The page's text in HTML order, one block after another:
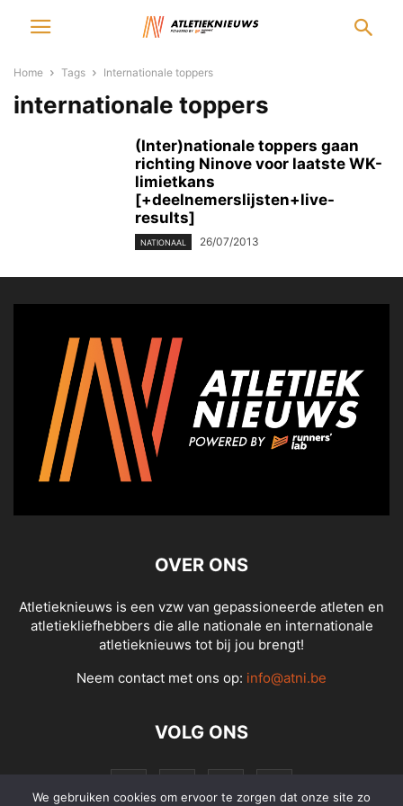
Home Tags Internationale toppers
internationale toppers
(Inter)nationale toppers gaan
richting Ninove voor laatste WK-
limietkans
[+deelnemerslijsten+live-
results]
NATIONAAL 26/07/2013
OVER ONS
Atletieknieuws is een vzw van gepassioneerde atleten en
atletiekliefhebbers die alle nationale en internationale
atletieknieuws tot bij jou brengt!
Neem contact met ons op: info@atni.be
VOLG ONS
We gebruiken cookies om ervoor te zorgen dat onze site zo